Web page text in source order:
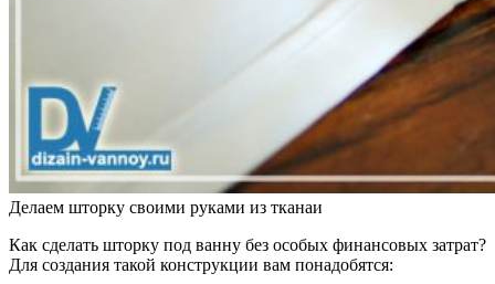
Делаем шторку своими руками из тканаи
Как сделать шторку под ванну без особых финансовых затрат?
Для создания такой конструкции вам понадобятся: